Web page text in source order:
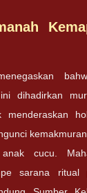
dihadirkan
menderaskan
cucu.
sarana ritual